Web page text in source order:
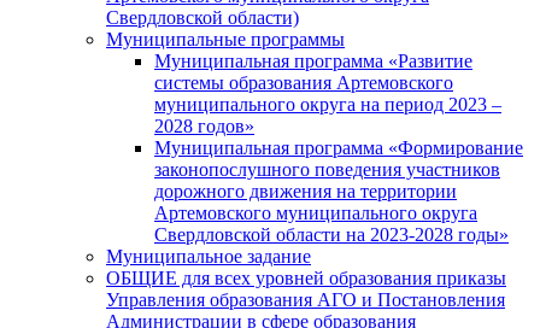
Свердловской области)
Муниципальные программы
Муниципальная программа «Развитие
системы образования Артемовского
муниципального округа на период 2023 –
2028 годов»
Муниципальная программа «Формирование
законопослушного поведения участников
дорожного движения на территории
Артемовского муниципального округа
Свердловской области на 2023-2028 годы»
Муниципальное задание
ОБЩИЕ для всех уровней образования приказы
Управления образования АГО и Постановления
Администрации в сфере образования